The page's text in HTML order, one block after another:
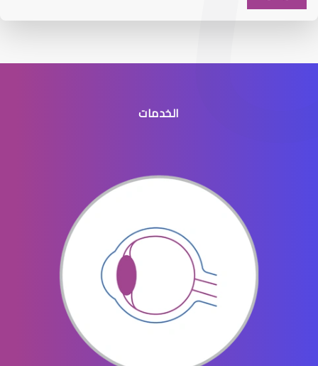
العدسات اللاصقة للاطفال
العدسات اللاصقة للرجال
الخدمات